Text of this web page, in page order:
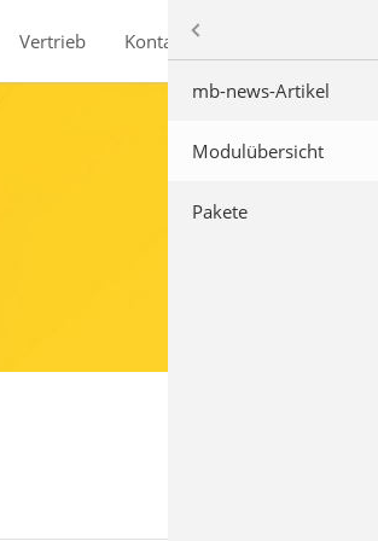
Vertrieb Kontakt mb AEC Software GmbH
Produkte
BauStatik mb-news-Artikel
Modulübersicht
Pakete